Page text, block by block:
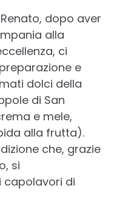
dopo aver
alla
ci
e
dolci della
di San
e mele,
alla frutta).
che, grazie
si
di